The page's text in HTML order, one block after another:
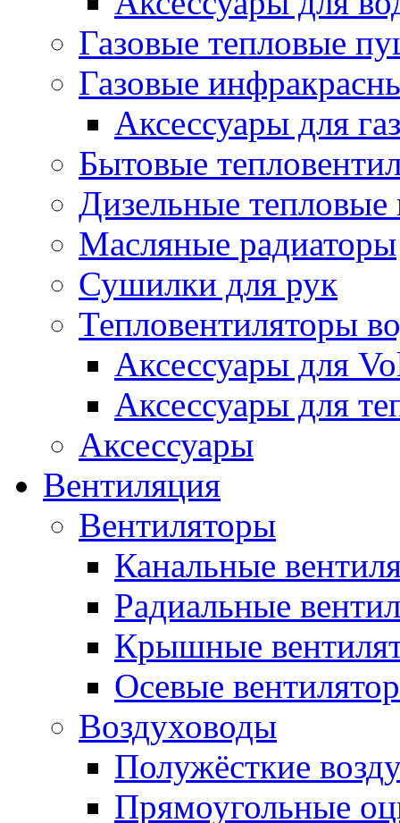
Газовые тепловые
Газовые
Аксессуары для
Бытовые
Дизельные
Масляные радиаторы
Сушилки для рук
Тепловентиляторы
Аксессуары для
Аксессуары для
Аксессуары
Вентиляция
Вентиляторы
Канальные
Радиальные
Крышные
Осевые
Воздуховоды
Полужёсткие
Прямоугольные